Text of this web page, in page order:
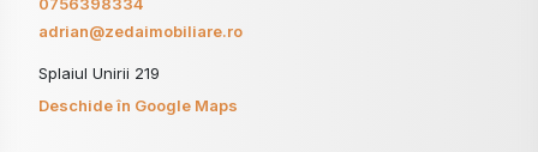
adrian@zedaimobiliare.ro
Splaiul Unirii 219
Deschide în Google Maps